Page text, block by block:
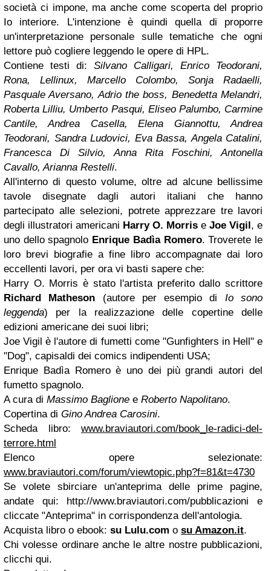
società ci impone, ma anche come scoperta del proprio
Io interiore. L'intenzione è quindi quella di proporre
un'interpretazione personale sulle tematiche che ogni
lettore può cogliere leggendo le opere di HPL.
Contiene testi di: Silvano Calligari, Enrico Teodorani,
Rona, Lellinux, Marcello Colombo, Sonja Radaelli,
Pasquale Aversano, Adrio the boss, Benedetta Melandri,
Roberta Lilliu, Umberto Pasqui, Eliseo Palumbo, Carmine
Cantile, Andrea Casella, Elena Giannottu, Andrea
Teodorani, Sandra Ludovici, Eva Bassa, Angela Catalini,
Francesca Di Silvio, Anna Rita Foschini, Antonella
Cavallo, Arianna Restelli.
All'interno di questo volume, oltre ad alcune bellissime
tavole disegnate dagli autori italiani che hanno
partecipato alle selezioni, potrete apprezzare tre lavori
degli illustratori americani Harry O. Morris e Joe Vigil , e
uno dello spagnolo Enrique Badìa Romero. Troverete le
loro brevi biografie a fine libro accompagnate dai loro
eccellenti lavori, per ora vi basti sapere che:
Harry O. Morris è stato l'artista preferito dallo scrittore
Richard Matheson (autore per esempio di Io sono
leggenda) per la realizzazione delle copertine delle
edizioni americane dei suoi libri;
Joe Vigil è l'autore di fumetti come "Gunfighters in Hell" e
"Dog", capisaldi dei comics indipendenti USA;
Enrique Badìa Romero è uno dei più grandi autori del
fumetto spagnolo.
A cura di Massimo Baglione e Roberto Napolitano.
Copertina di Gino Andrea Carosini.
Scheda libro: www.braviautori.com/book_le-radici-del-
terrore.html
Elenco opere selezionate:
www.braviautori.com/forum/viewtopic.php?f=81&t=4730
Se volete sbirciare un'anteprima delle prime pagine,
andate qui: http://www.braviautori.com/pubblicazioni e
cliccate "Anteprima" in corrispondenza dell'antologia.
Acquista libro o ebook: su Lulu.com o su Amazon.it.
Chi volesse ordinare anche le altre nostre pubblicazioni,
clicchi qui.